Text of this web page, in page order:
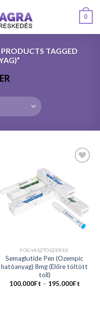
0
PRODUCTS TAGGED
FOGYASZTÓSZEREK
Semaglutide Pen (Ozempic
hatóanyag) 8mg (Előre töltött
toll)
100.000Ft – 195.000Ft